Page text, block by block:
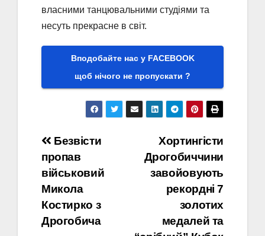
власними танцювальними студіями та
несуть прекрасне в світ.
Вподобайте нас у FACEBOOK
щоб нічого не пропускати ?
Навігація
записів
Хортингісти
Дрогобиччини
завойовують
рекордні 7
золотих
медалей та
Безвісти
пропав
військовий
Микола
Костирко з
Дрогобича